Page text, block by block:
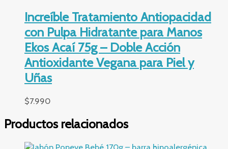
Increíble Tratamiento Antiopacidad
con Pulpa Hidratante para Manos
Ekos Acaí 75g – Doble Acción
Antioxidante Vegana para Piel y
Uñas
$7.990
Productos relacionados